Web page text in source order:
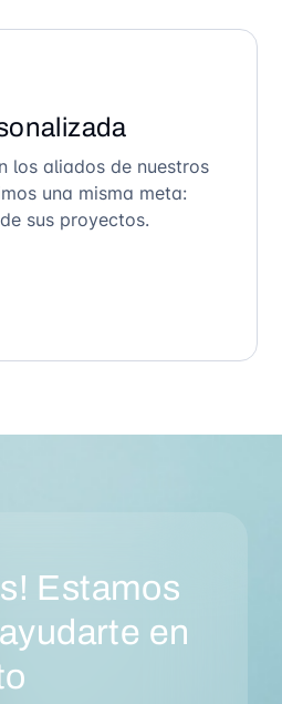
los aliados de nuestros
una misma meta:
sus proyectos.
Estamos
en